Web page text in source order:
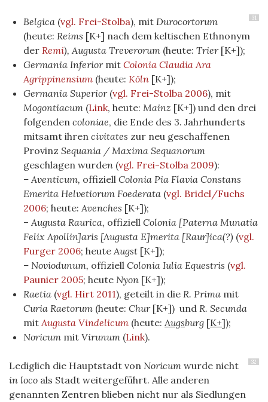
31
Belgica (vgl. Frei-Stolba), mit Durocortorum
(heute: Reims [K+] nach dem keltischen Ethnonym
der Remi), Augusta Treverorum (heute: Trier [K+]);
Germania Inferiormit Colonia Claudia Ara
Agrippinensium (heute: Köln [K+]);
Germania Superior (vgl. Frei-Stolba 2006), mit
Mogontiacum (Link, heute: Mainz [K+]) und den drei
folgenden coloniae, die Ende des 3. Jahrhunderts
mitsamt ihren civitates zur neu geschaffenen
Provinz Sequania / Maxima Sequanorum
geschlagen wurden (vgl. Frei-Stolba 2009):
– Aventicum, offiziell Colonia Pia Flavia Constans
Emerita Helvetiorum Foederata (vgl. Bridel/Fuchs
2006; heute:Avenches [K+]);
–Augusta Raurica, offiziell Colonia [Paterna Munatia
Felix Apollin]aris [Augusta E]merita [Raur]ica(?) (vgl.
Furger 2006; heuteAugst [K+]);
– Noviodunum, offiziell Colonia Iulia Equestris (vgl.
Paunier 2005; heute Nyon [K+]);
Raetia (vgl. Hirt 2011), geteilt in die R. Prima mit
Curia Raetorum (heute: Chur[K+]) und R. Secunda
mitAugusta Vindelicum (heute:Augsburg [K+]);
Noricum mit Virunum (Link).
32
Lediglich die Hauptstadt von Noricum wurde nicht
in loco als Stadt weitergeführt. Alle anderen
genannten Zentren blieben nicht nur als Siedlungen